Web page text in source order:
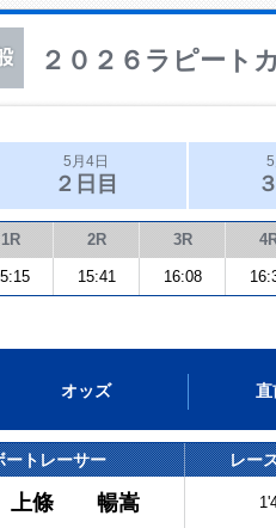
２０２６ラピート
5月4日
２日目
1R 2R 3R
15:41 16:08
オッズ 直
ートレーサー レー
上條 暢嵩